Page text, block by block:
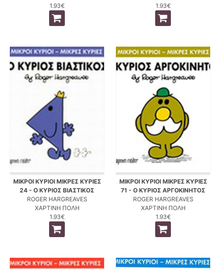
1.93€
1.93€
ΜΙΚΡΟΙ ΚΥΡΙΟΙ ΜΙΚΡΕΣ ΚΥΡΙΕΣ
24 - Ο ΚΥΡΙΟΣ ΒΙΑΣΤΙΚΟΣ
ROGER HARGREAVES
ΧΑΡΤΙΝΗ ΠΟΛΗ
1.93€
ΜΙΚΡΟΙ ΚΥΡΙΟΙ ΜΙΚΡΕΣ ΚΥΡΙΕΣ
71 - Ο ΚΥΡΙΟΣ ΑΡΓΟΚΙΝΗΤΟΣ
ROGER HARGREAVES
ΧΑΡΤΙΝΗ ΠΟΛΗ
1.93€